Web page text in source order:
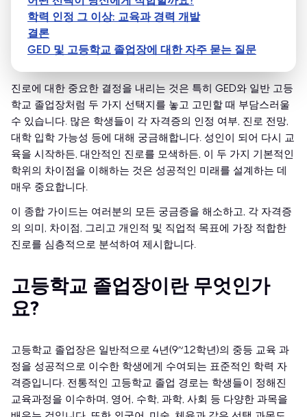
학력 인정 그 이상: 교육과 경력 개발
결론
GED 및 고등학교 졸업장에 대한 자주 묻는 질문
진로에 대한 중요한 결정을 내리는 것은 특히 GED와 일반 고등
학교 졸업장처럼 두 가지 선택지를 놓고 고민할 때 부담스러울
수 있습니다. 많은 학생들이 각 자격증의 인정 여부, 진로 전망,
대학 입학 가능성 등에 대해 궁금해합니다. 성인이 되어 다시 교
육을 시작하든, 대안적인 진로를 모색하든, 이 두 가지 기본적인
학위의 차이점을 이해하는 것은 성공적인 미래를 설계하는 데
매우 중요합니다.
이 종합 가이드는 여러분의 모든 궁금증을 해소하고, 각 자격증
의 의미, 차이점, 그리고 개인적 및 직업적 목표에 가장 적합한
진로를 심층적으로 분석하여 제시합니다.
고등학교 졸업장이란 무엇인가
요?
고등학교 졸업장은 일반적으로 4년(9~12학년)의 중등 교육 과
정을 성공적으로 이수한 학생에게 수여되는 표준적인 학력 자
격증입니다. 전통적인 고등학교 졸업 경로는 학생들이 정해진
교육과정을 이수하며, 영어, 수학, 과학, 사회 등 다양한 과목을